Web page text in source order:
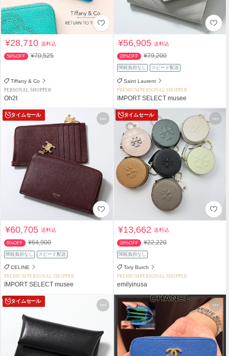
¥28,710送料込
59%OFF ¥70,525
Tiffany & Co
PERSONAL SHOPPER
Oh2t
¥56,905送料込
28%OFF ¥79,200
関税負担なし スピード配送
Saint Laurent
PREMIUM PERSONAL SHOPPER
IMPORT SELECT musee
タイムセール
¥60,705送料込
6%OFF ¥64,900
関税負担なし スピード配送
CELINE
PREMIUM PERSONAL SHOPPER
IMPORT SELECT musee
タイムセール
¥13,662送料込
38%OFF ¥22,220
関税負担なし
Tory Burch
PREMIUM PERSONAL SHOPPER
emilyinusa
タイムセール